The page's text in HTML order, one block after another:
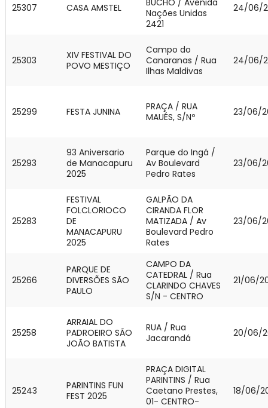
25307 CASA AMSTEL
Nações Unidas
2421
24/06/
25303
XIV FESTIVAL DO
POVO MESTIÇO
Campo do
Canaranas / Rua
Ilhas Maldivas
24/06/
25299 FESTA JUNINA
PRAÇA / RUA
MAUÉS, S/Nº
23/06/
25293
93 Aniversario
de Manacapuru
2025
Parque do Ingá /
Av Boulevard
Pedro Rates
23/06/
25283
FESTIVAL
FOLCLORIOCO
DE
MANACAPURU
2025
GALPÃO DA
CIRANDA FLOR
MATIZADA / Av
Boulevard Pedro
Rates
23/06/
25266
PARQUE DE
DIVERSÕES SÃO
PAULO
CAMPO DA
CATEDRAL / Rua
CLARINDO CHAVES
S/N - CENTRO
21/06/
25258
ARRAIAL DO
PADROEIRO SÃO
JOÃO BATISTA
RUA / Rua
Jacarandá
20/06/
25243
PARINTINS FUN
FEST 2025
PRAÇA DIGITAL
PARINTINS / Rua
Caetano Prestes,
01- CENTRO-
18/06/